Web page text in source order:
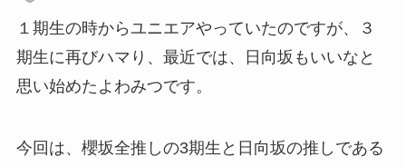
１期生の時からユニエアやっていたのですが、３
期生に再びハマり、最近では、日向坂もいいなと
思い始めたよわみつです。
今回は、櫻坂全推しの3期生と日向坂の推しである